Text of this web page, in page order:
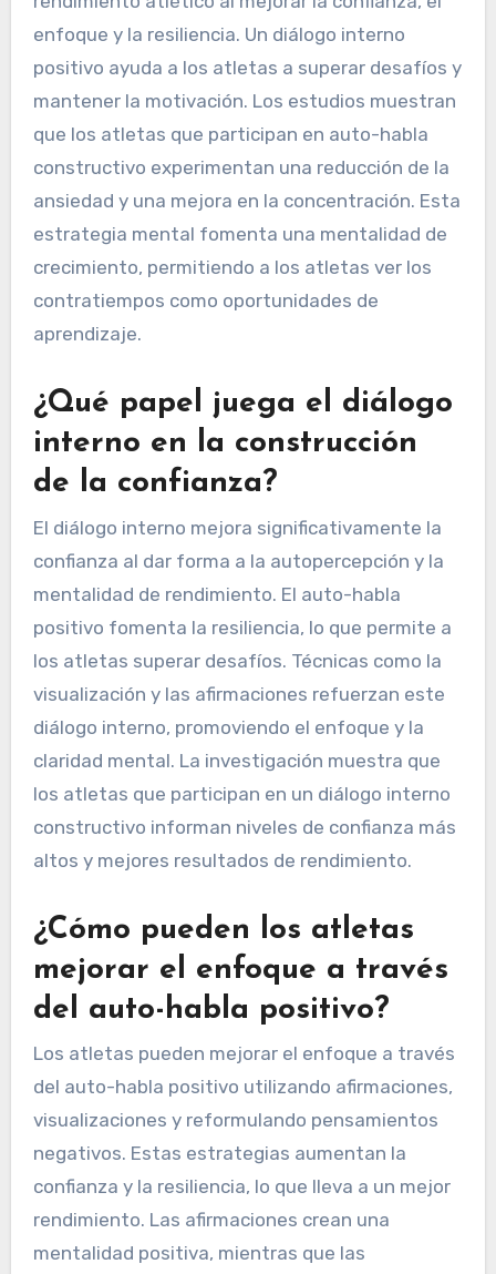
enfoque y la resiliencia. Un diálogo interno
positivo ayuda a los atletas a superar desafíos y
mantener la motivación. Los estudios muestran
que los atletas que participan en auto-habla
constructivo experimentan una reducción de la
ansiedad y una mejora en la concentración. Esta
estrategia mental fomenta una mentalidad de
crecimiento, permitiendo a los atletas ver los
contratiempos como oportunidades de
aprendizaje.
¿Qué papel juega el diálogo
interno en la construcción
de la confianza?
El diálogo interno mejora significativamente la
confianza al dar forma a la autopercepción y la
mentalidad de rendimiento. El auto-habla
positivo fomenta la resiliencia, lo que permite a
los atletas superar desafíos. Técnicas como la
visualización y las afirmaciones refuerzan este
diálogo interno, promoviendo el enfoque y la
claridad mental. La investigación muestra que
los atletas que participan en un diálogo interno
constructivo informan niveles de confianza más
altos y mejores resultados de rendimiento.
¿Cómo pueden los atletas
mejorar el enfoque a través
del auto-habla positivo?
Los atletas pueden mejorar el enfoque a través
del auto-habla positivo utilizando afirmaciones,
visualizaciones y reformulando pensamientos
negativos. Estas estrategias aumentan la
confianza y la resiliencia, lo que lleva a un mejor
rendimiento. Las afirmaciones crean una
mentalidad positiva, mientras que las